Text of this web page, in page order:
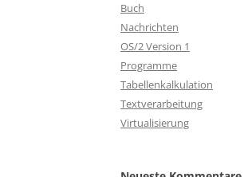
Buch
Nachrichten
OS/2 Version 1
Programme
Tabellenkalkulation
Textverarbeitung
Virtualisierung